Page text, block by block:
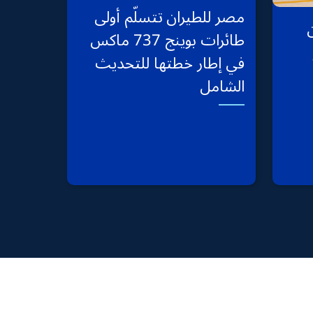
مصر للطيران تتسلّم أولى
طائرات بوينج 737 ماكس
في إطار خطتها للتحديث
الشامل